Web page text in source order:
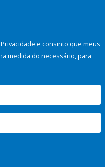
e consinto que meus
medida do necessário, para